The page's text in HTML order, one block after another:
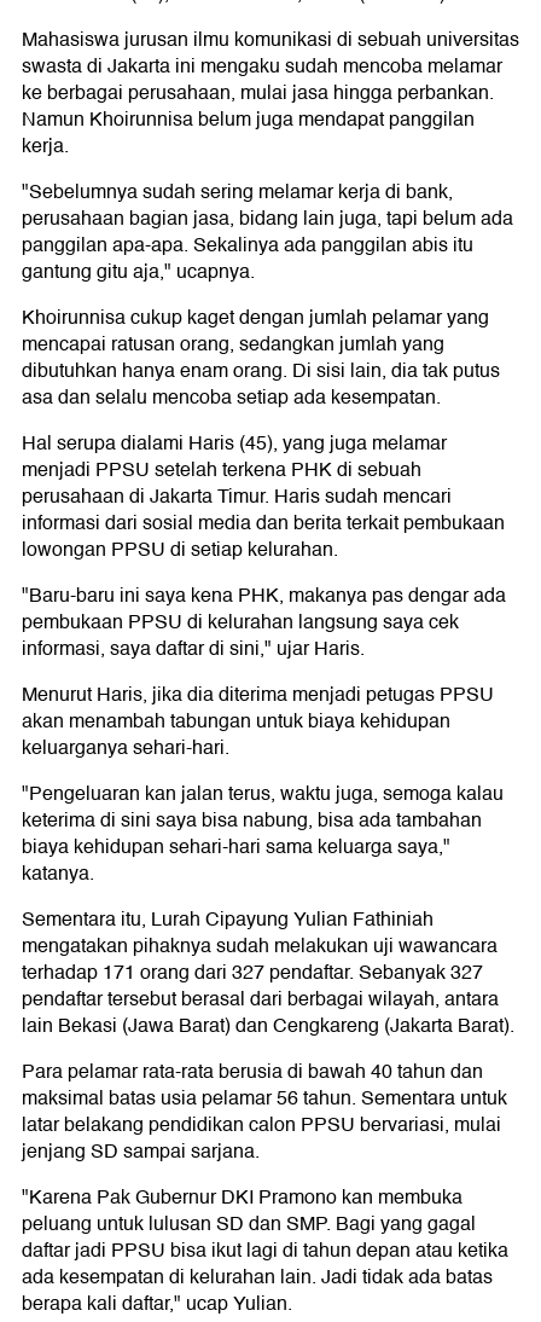
Mahasiswa jurusan ilmu komunikasi di sebuah universitas
swasta di Jakarta ini mengaku sudah mencoba melamar
ke berbagai perusahaan, mulai jasa hingga perbankan.
Namun Khoirunnisa belum juga mendapat panggilan
kerja.
"Sebelumnya sudah sering melamar kerja di bank,
perusahaan bagian jasa, bidang lain juga, tapi belum ada
panggilan apa-apa. Sekalinya ada panggilan abis itu
gantung gitu aja," ucapnya.
Khoirunnisa cukup kaget dengan jumlah pelamar yang
mencapai ratusan orang, sedangkan jumlah yang
dibutuhkan hanya enam orang. Di sisi lain, dia tak putus
asa dan selalu mencoba setiap ada kesempatan.
Hal serupa dialami Haris (45), yang juga melamar
menjadi PPSU setelah terkena PHK di sebuah
perusahaan di Jakarta Timur. Haris sudah mencari
informasi dari sosial media dan berita terkait pembukaan
lowongan PPSU di setiap kelurahan.
"Baru-baru ini saya kena PHK, makanya pas dengar ada
pembukaan PPSU di kelurahan langsung saya cek
informasi, saya daftar di sini," ujar Haris.
Menurut Haris, jika dia diterima menjadi petugas PPSU
akan menambah tabungan untuk biaya kehidupan
keluarganya sehari-hari.
"Pengeluaran kan jalan terus, waktu juga, semoga kalau
keterima di sini saya bisa nabung, bisa ada tambahan
biaya kehidupan sehari-hari sama keluarga saya,"
katanya.
Sementara itu, Lurah Cipayung Yulian Fathiniah
mengatakan pihaknya sudah melakukan uji wawancara
terhadap 171 orang dari 327 pendaftar. Sebanyak 327
pendaftar tersebut berasal dari berbagai wilayah, antara
lain Bekasi (Jawa Barat) dan Cengkareng (Jakarta Barat).
Para pelamar rata-rata berusia di bawah 40 tahun dan
maksimal batas usia pelamar 56 tahun. Sementara untuk
latar belakang pendidikan calon PPSU bervariasi, mulai
jenjang SD sampai sarjana.
"Karena Pak Gubernur DKI Pramono kan membuka
peluang untuk lulusan SD dan SMP. Bagi yang gagal
daftar jadi PPSU bisa ikut lagi di tahun depan atau ketika
ada kesempatan di kelurahan lain. Jadi tidak ada batas
berapa kali daftar," ucap Yulian.